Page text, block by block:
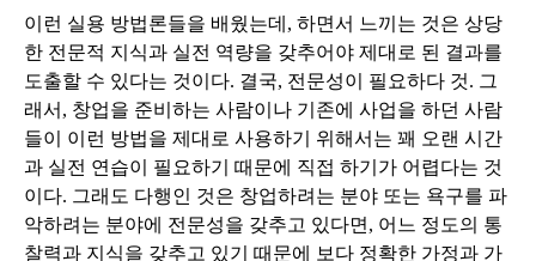
이런 실용 방법론들을 배웠는데, 하면서 느끼는 것은 상당
한 전문적 지식과 실전 역량을 갖추어야 제대로 된 결과를
도출할 수 있다는 것이다. 결국, 전문성이 필요하다 것. 그
래서, 창업을 준비하는 사람이나 기존에 사업을 하던 사람
들이 이런 방법을 제대로 사용하기 위해서는 꽤 오랜 시간
과 실전 연습이 필요하기 때문에 직접 하기가 어렵다는 것
이다. 그래도 다행인 것은 창업하려는 분야 또는 욕구를 파
악하려는 분야에 전문성을 갖추고 있다면, 어느 정도의 통
찰력과 지식을 갖추고 있기 때문에 보다 정확한 가정과 가